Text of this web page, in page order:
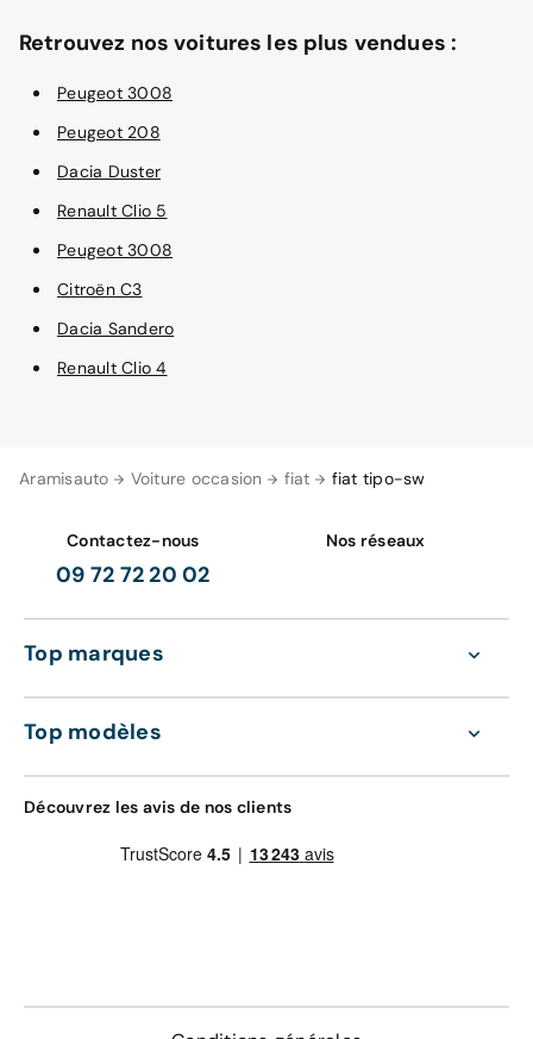
Aramisauto Voiture occasion fiat fiat tipo-sw
Retrouvez nos voitures les plus vendues :
Peugeot 3008
Peugeot 208
Dacia Duster
Renault Clio 5
Peugeot 3008
Citroën C3
Dacia Sandero
Renault Clio 4
Contactez-nous
09 72 72 20 02
Nos réseaux
Top marques
Top modèles
Découvrez les avis de nos clients